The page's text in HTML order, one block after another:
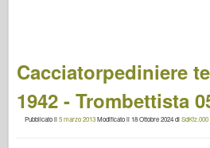
Cacciatorpediniere
1942 - Trombettista
Pubblicato il5 marzo 2013Modificato il 18 Ottobre 2024diSdKfz.000